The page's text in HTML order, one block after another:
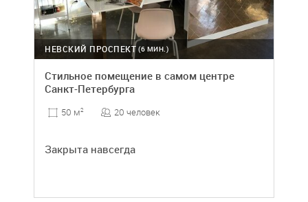
(6 МИН.)
НЕВСКИЙ ПРОСПЕКТ
Стильное помещение в самом центре
Санкт-Петербурга
50 м2 20 человек
Закрыта навсегда